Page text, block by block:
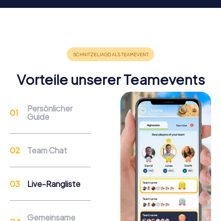
Gruppendynamik, Interaktion und Kommunikation
fördern den Zusammenhalt und das Wir-Gefühl.
Über den Support-Chat können die Teams bei
Bedarf jederzeit ihren myCityHunt Guide
Gründe für ein myCityHunt Teamevent in
Vorteile unserer Teamevents
Persönlicher
Guide
Team Chat
Live-Rangliste
Gemeinsame